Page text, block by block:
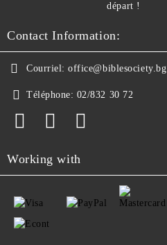
départ !
Contact Information:
Courriel: office@biblesociety.bg
Téléphone: 02/832 30 72
Working with